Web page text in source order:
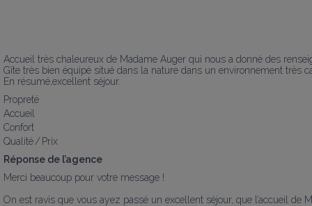
Accueil très chaleureux de Madame Auger qui nous a donné des
Gîte très bien équipé situé dans la nature dans un environnement très
En résumé,excellent séjour.
Propreté
Accueil
Confort
Qualité / Prix
Réponse de l’agence
Merci beaucoup pour votre message !
On est ravis que vous ayez passé un excellent séjour, que l’accueil